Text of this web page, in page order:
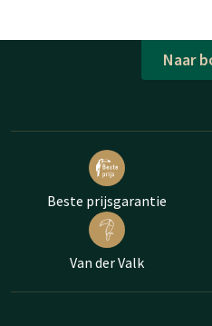
Naar
Beste prijsgarantie
Van der Valk